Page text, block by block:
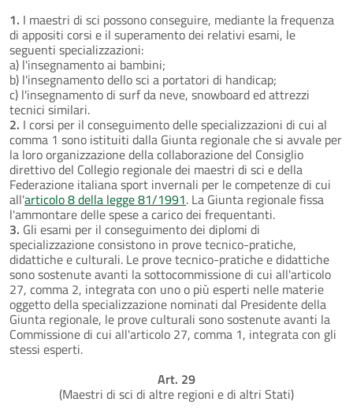
1. I maestri di sci possono conseguire, mediante la frequenza
di appositi corsi e il superamento dei relativi esami, le
seguenti specializzazioni:
a) l'insegnamento ai bambini;
b) l'insegnamento dello sci a portatori di handicap;
c) l'insegnamento di surf da neve, snowboard ed attrezzi
tecnici similari.
2. I corsi per il conseguimento delle specializzazioni di cui al
comma 1 sono istituiti dalla Giunta regionale che si avvale per
la loro organizzazione della collaborazione del Consiglio
direttivo del Collegio regionale dei maestri di sci e della
Federazione italiana sport invernali per le competenze di cui
all'articolo 8 della legge 81/1991. La Giunta regionale fissa
l'ammontare delle spese a carico dei frequentanti.
3. Gli esami per il conseguimento dei diplomi di
specializzazione consistono in prove tecnico-pratiche,
didattiche e culturali. Le prove tecnico-pratiche e didattiche
sono sostenute avanti la sottocommissione di cui all'articolo
27, comma 2, integrata con uno o più esperti nelle materie
oggetto della specializzazione nominati dal Presidente della
Giunta regionale, le prove culturali sono sostenute avanti la
Commissione di cui all'articolo 27, comma 1, integrata con gli
stessi esperti.
Art. 29
(Maestri di sci di altre regioni e di altri Stati)